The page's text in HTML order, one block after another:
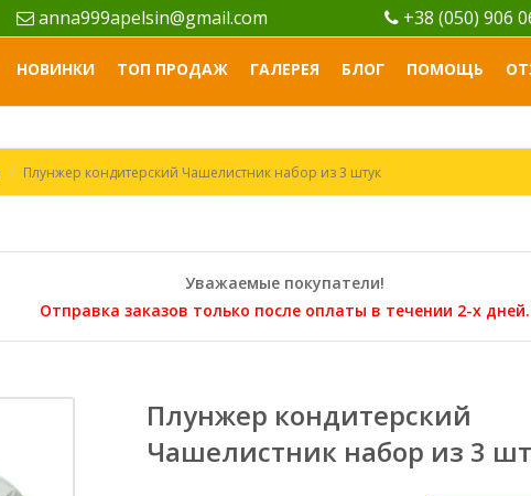
anna999apelsin@gmail.com +38 (050) 906
НОВИНКИ ТОП ПРОДАЖ ГАЛЕРЕЯ БЛОГ ПОМОЩЬ
Плунжер кондитерский Чашелистник набор из 3 штук
Уважаемые покупатели!
Отправка заказов только после оплаты в течении 2-х дней.
Плунжер кондитерский
Чашелистник набор из 3